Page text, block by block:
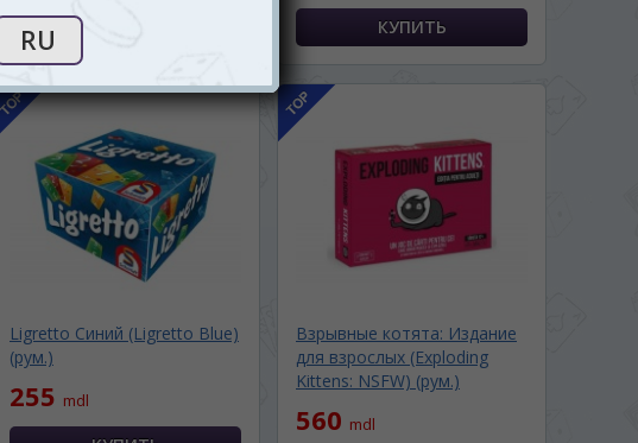
Ligretto Синий (Ligretto Blue)
(рум.)
255 mdl
Взрывные котята: Издание
для взрослых (Exploding
Kittens: NSFW) (рум.)
560 mdl